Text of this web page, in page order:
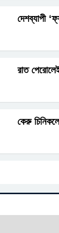
দেশব্যাপী
রাত
কেরু